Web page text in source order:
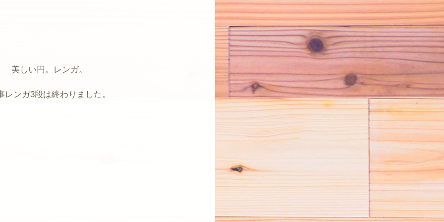
美しい円。レンガ。
レンガ3段は終わりました。